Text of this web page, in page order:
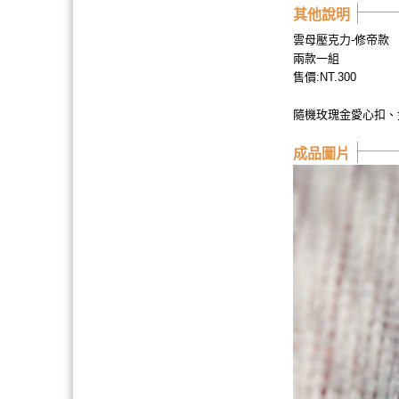
其他說明
雲母壓克力-修帝款
兩款一組
售價:NT.300
隨機玫瑰金愛心扣
成品圖片